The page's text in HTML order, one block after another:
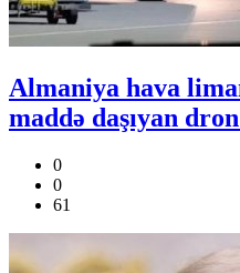
Almaniya hava
maddə daşıyan
0
0
61